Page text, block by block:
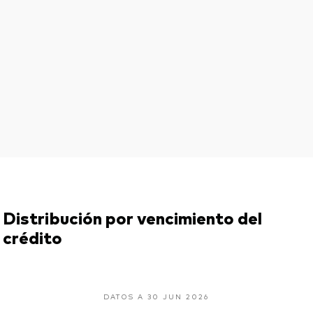
Distribución por vencimiento del
crédito
DATOS A 30 JUN 2026